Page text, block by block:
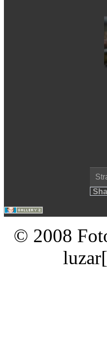
© 2008
luzar